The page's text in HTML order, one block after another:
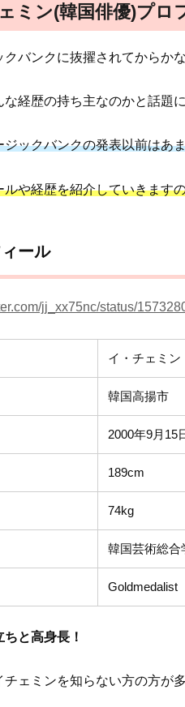
ミン(韓国俳優)プロ
クバンクに抜擢されてからか
な経歴の持ち主なのかと話題
ジックバンクの発表以前はあ
ルや経歴を紹介していきます
ール
jj_xx75nc/status/
イ・チェミン
韓国高揚市
2000年9月15
189cm
74kg
韓国芸術総合
Goldmedalist
と高身長！
チェミンを知らない方の方が